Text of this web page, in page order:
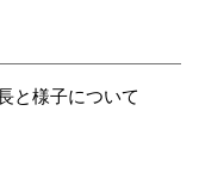
と様子について